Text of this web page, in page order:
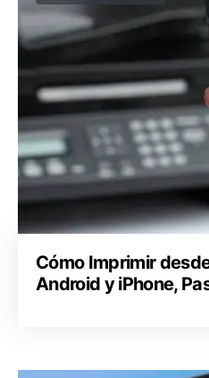
Cómo Imprimir
Android y iPhone,